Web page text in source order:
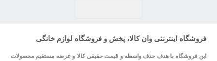
فروشگاه اینترنتی وان کالا، پخش و فروشگاه لوازم خانگی
این فروشگاه با هدف حذف واسطه و قیمت حقیقی کالا و عرضه مستقیم محصولات